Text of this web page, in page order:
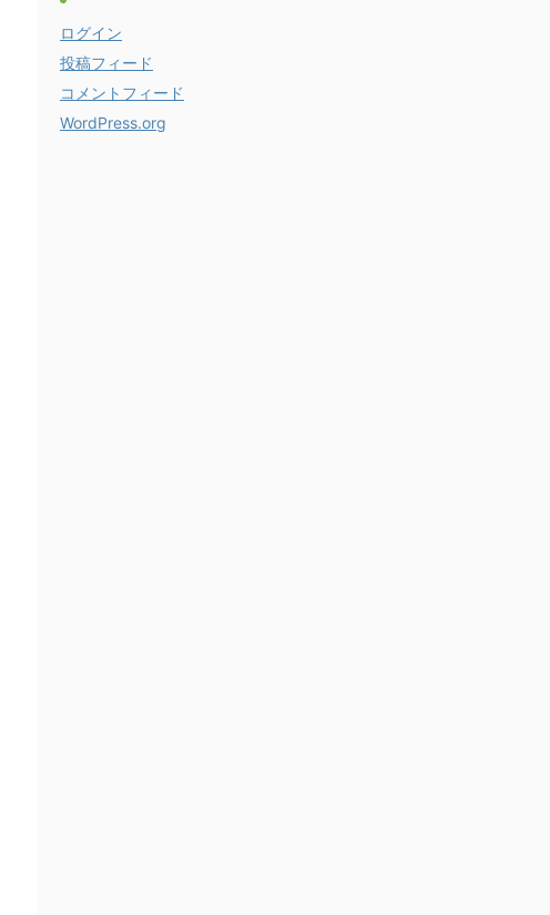
ログイン
投稿フィード
コメントフィード
WordPress.org